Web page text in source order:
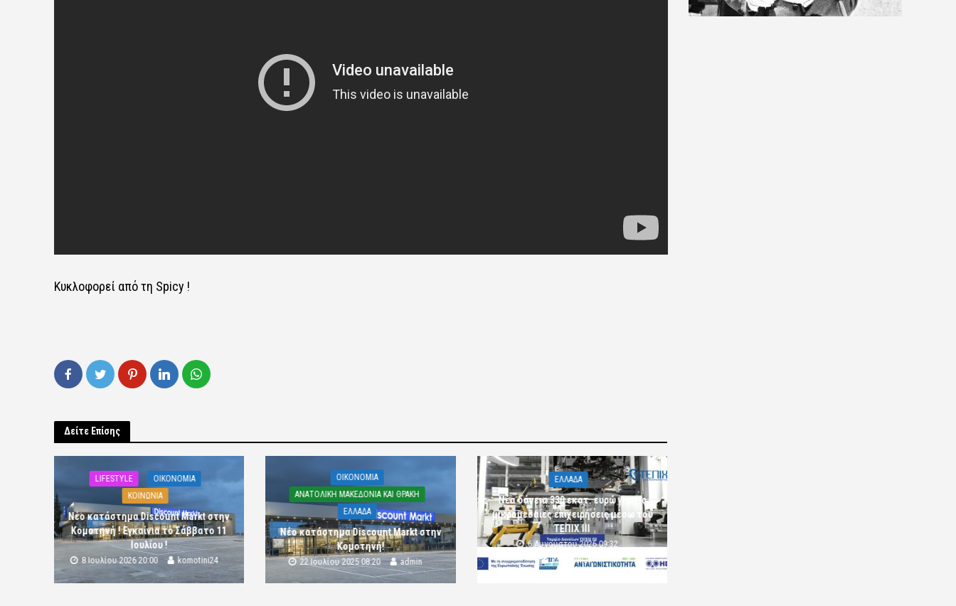
Κυκλοφορεί από τη Spicy !
Δείτε Επίσης
LIFESTYLE
OIKONOMIA
ΚΟΙΝΩΝΙΑ
Νέο κατάστημα Discount Markt στην
Κομοτηνή ! Εγκαίνια το Σάββατο 11
Ιουλίου !
8 Ιουλίου 2026 20:00 komotini24
OIKONOMIA
ΑΝΑΤΟΛΙΚΗ ΜΑΚΕΔΟΝΙΑ ΚΑΙ ΘΡΑΚΗ
ΕΛΛΑΔΑ
Νέο κατάστημα Discount Markt στην
Κομοτηνή!
22 Ιουλίου 2025 08:20 admin
ΕΛΛΑΔΑ
Νέα δάνεια 330 εκατ. ευρώ για τις
μικρομεσαίες επιχειρήσεις μέσω του
ΤΕΠΙΧ ΙΙΙ
6 Αυγούστου 2026 09:32
komotini24